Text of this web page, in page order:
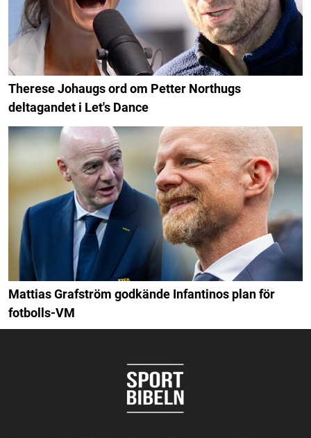
Therese Johaugs ord om Petter Northugs
deltagandet i Let's Dance
Mattias Grafström godkände Infantinos plan för
fotbolls-VM